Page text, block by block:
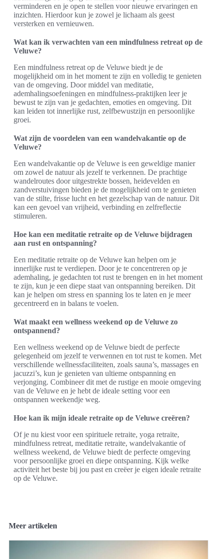
verminderen en je open te stellen voor nieuwe ervaringen en
inzichten. Hierdoor kun je zowel je lichaam als geest
versterken en vernieuwen.
Wat kan ik verwachten van een mindfulness retreat op de
Veluwe?
Een mindfulness retreat op de Veluwe biedt je de
mogelijkheid om in het moment te zijn en volledig te genieten
van de omgeving. Door middel van meditatie,
ademhalingsoefeningen en mindfulness-praktijken leer je
bewust te zijn van je gedachten, emoties en omgeving. Dit
kan leiden tot innerlijke rust, zelfbewustzijn en persoonlijke
groei.
Wat zijn de voordelen van een wandelvakantie op de
Veluwe?
Een wandelvakantie op de Veluwe is een geweldige manier
om zowel de natuur als jezelf te verkennen. De prachtige
wandelroutes door uitgestrekte bossen, heidevelden en
zandverstuivingen bieden je de mogelijkheid om te genieten
van de stilte, frisse lucht en het gezelschap van de natuur. Dit
kan een gevoel van vrijheid, verbinding en zelfreflectie
stimuleren.
Hoe kan een meditatie retraite op de Veluwe bijdragen
aan rust en ontspanning?
Een meditatie retraite op de Veluwe kan helpen om je
innerlijke rust te verdiepen. Door je te concentreren op je
ademhaling, je gedachten tot rust te brengen en in het moment
te zijn, kun je een diepe staat van ontspanning bereiken. Dit
kan je helpen om stress en spanning los te laten en je meer
gecentreerd en in balans te voelen.
Wat maakt een wellness weekend op de Veluwe zo
ontspannend?
Een wellness weekend op de Veluwe biedt de perfecte
gelegenheid om jezelf te verwennen en tot rust te komen. Met
verschillende wellnessfaciliteiten, zoals sauna’s, massages en
jacuzzi’s, kun je genieten van ultieme ontspanning en
verjonging. Combineer dit met de rustige en mooie omgeving
van de Veluwe en je hebt de ideale setting voor een
ontspannen weekendje weg.
Hoe kan ik mijn ideale retraite op de Veluwe creëren?
Of je nu kiest voor een spirituele retraite, yoga retraite,
mindfulness retreat, meditatie retraite, wandelvakantie of
wellness weekend, de Veluwe biedt de perfecte omgeving
voor persoonlijke groei en diepe ontspanning. Kijk welke
activiteit het beste bij jou past en creëer je eigen ideale retraite
op de Veluwe.
Meer artikelen